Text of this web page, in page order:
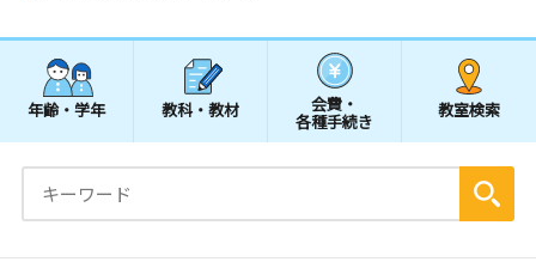
年齢・学年 教科・教材 会費・
各種手続き
教室検索